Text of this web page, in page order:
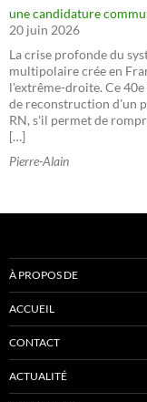
une candidature
20 juin 2026
La crise profonde du
multipolaire crée en
l'extrême-droite. Ce
de reconstruction d'un
RN, s'il permet de
[…]
Pierre-Alain
À PROPOS DE
ACCUEIL
CONTACT
ACTUALITÉ